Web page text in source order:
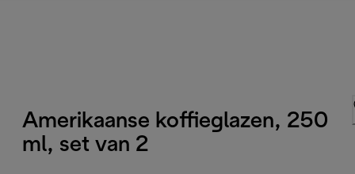
Amerikaanse koffieglazen, 250
ml, set van 2